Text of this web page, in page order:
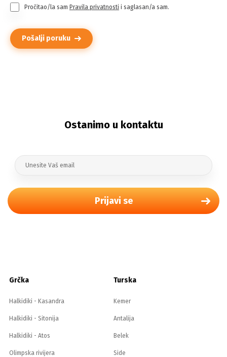
Pročitao/la sam Pravila privatnosti i saglasan/a sam.
Pošalji poruku
Ostanimo u kontaktu
Prijavi se
Grčka
Halkidiki - Kasandra
Halkidiki - Sitonija
Halkidiki - Atos
Olimpska rivijera
Turska
Kemer
Antalija
Belek
Side